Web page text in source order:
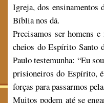
Igreja, dos ensinamentos
Bíblia nos dá.
Precisamos ser homens
cheios do Espírito Santo
Paulo testemunha: “Eu
prisioneiros do Espírito, é
forças para passarmos
Muitos podem até se